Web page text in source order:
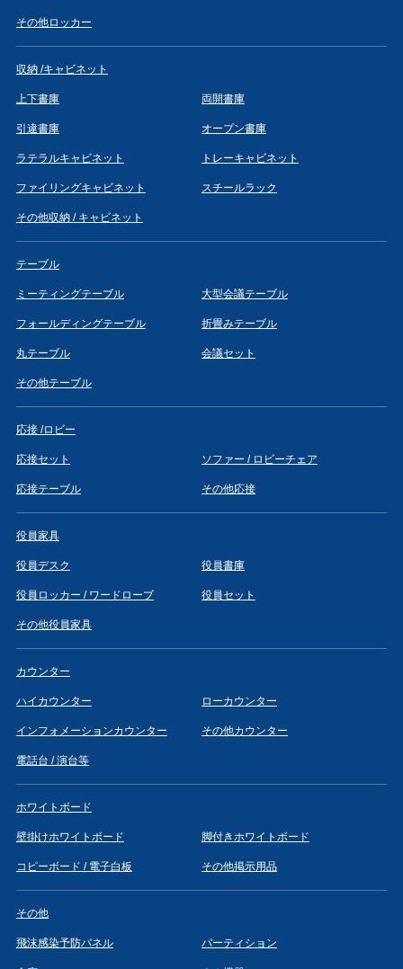
その他ロッカー
収納 /キャビネット
上下書庫 両開書庫
引違書庫 オープン書庫
ラテラルキャビネット トレーキャビネット
ファイリングキャビネット スチールラック
その他収納 / キャビネット
テーブル
ミーティングテーブル 大型会議テーブル
フォールディングテーブル 折畳みテーブル
丸テーブル 会議セット
その他テーブル
応接 /ロビー
応接セット ソファー / ロビーチェア
応接テーブル その他応接
役員家具
役員デスク 役員書庫
役員ロッカー / ワードローブ 役員セット
その他役員家具
カウンター
ハイカウンター ローカウンター
インフォメーションカウンター その他カウンター
電話台 / 演台等
ホワイトボード
壁掛けホワイトボード 脚付きホワイトボード
コピーボード / 電子白板 その他掲示用品
その他
飛沫感染予防パネル パーティション